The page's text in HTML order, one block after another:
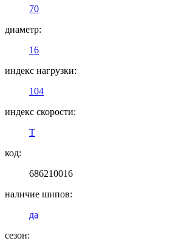
70
диаметр:
16
индекс нагрузки:
104
индекс скорости:
T
код:
686210016
наличие шипов:
да
сезон: